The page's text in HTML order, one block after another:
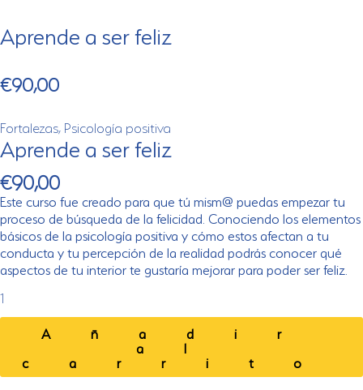
Aprende a ser feliz
€90,00
Fortalezas, Psicología positiva
Aprende a ser feliz
€90,00
Este curso fue creado para que tú mism@ puedas empezar tu
proceso de búsqueda de la felicidad. Conociendo los elementos
básicos de la psicología positiva y cómo estos afectan a tu
conducta y tu percepción de la realidad podrás conocer qué
aspectos de tu interior te gustaría mejorar para poder ser feliz.
a
ser
Añadir
al
carrito